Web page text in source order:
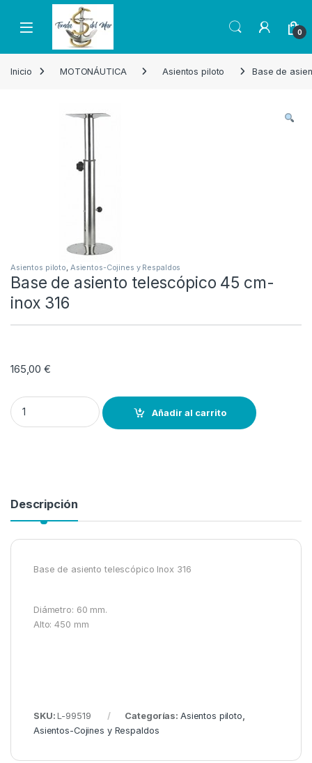
Skip to navigation
Skip to content
Open 0
Inicio MOTONÁUTICA Asientos piloto Base de
Asientos piloto, Asientos-Cojines y Respaldos
Base de asiento telescópico 45 cm-
inox 316
165,00€
Base de asiento telescópico 45 cm- inox 316 quantity
Añadir al carrito
Descripción
Base de asiento telescópico Inox 316
Diámetro: 60 mm.
Alto: 450 mm
SKU:L-99519 Categorías: Asientos piloto
Asientos-Cojines y Respaldos